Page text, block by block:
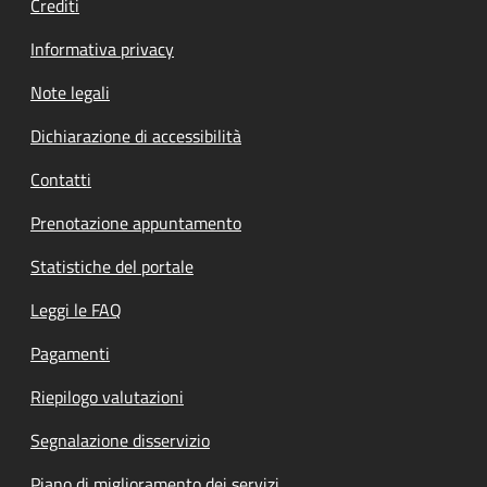
Informativa privacy
Note legali
Dichiarazione di accessibilità
Contatti
Prenotazione appuntamento
Statistiche del portale
Leggi le FAQ
Pagamenti
Riepilogo valutazioni
Segnalazione disservizio